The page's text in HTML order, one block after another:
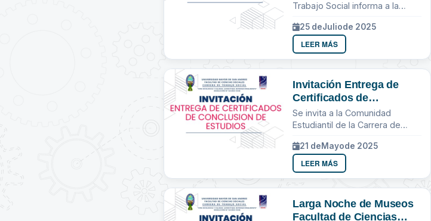
Trabajo Social informa a la
inscripciones para el segundo
semestre 2025 se realizaran...
25 deJuliode 2025
LEER MÁS
Invitación Entrega de
Certificados de
Conclusion de Estudios
Se invita a la Comunidad
Estudiantil de la Carrera de
21 deMayode 2025
LEER MÁS
Larga Noche de Museos
Facultad de Ciencias